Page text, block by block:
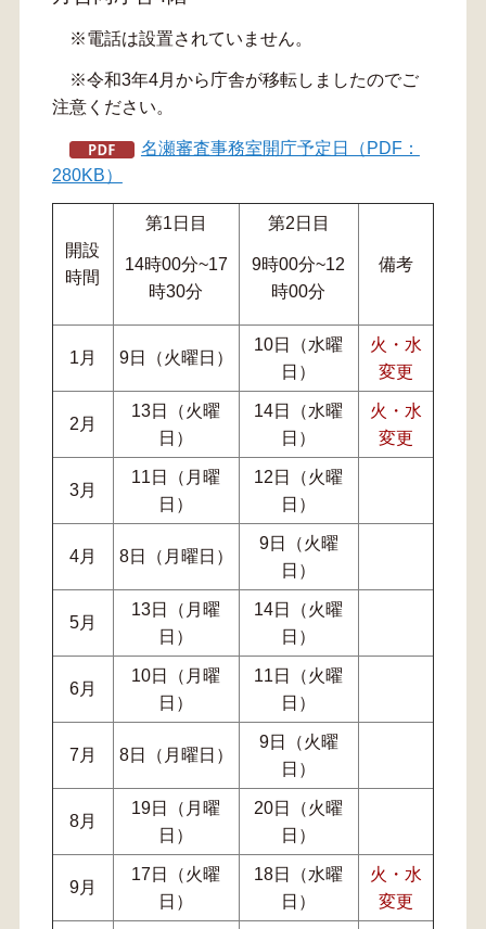
※電話は設置されていません。
※令和3年4月から庁舎が移転しましたのでご
注意ください。
名瀬審査事務室開庁予定日（PDF：
280KB）
開設
時間
第1日目
14時00分~17
時30分
第2日目
9時00分~12
時00分
備考
1月 9日（火曜日）
10日（水曜
日）
火・水
変更
2月
13日（火曜
日）
14日（水曜
日）
火・水
変更
3月
11日（月曜
日）
12日（火曜
日）
4月 8日（月曜日）
9日（火曜
日）
5月
13日（月曜
日）
14日（火曜
日）
6月
10日（月曜
日）
11日（火曜
日）
7月 8日（月曜日）
9日（火曜
日）
8月
19日（月曜
日）
20日（火曜
日）
9月
17日（火曜
日）
18日（水曜
日）
火・水
変更